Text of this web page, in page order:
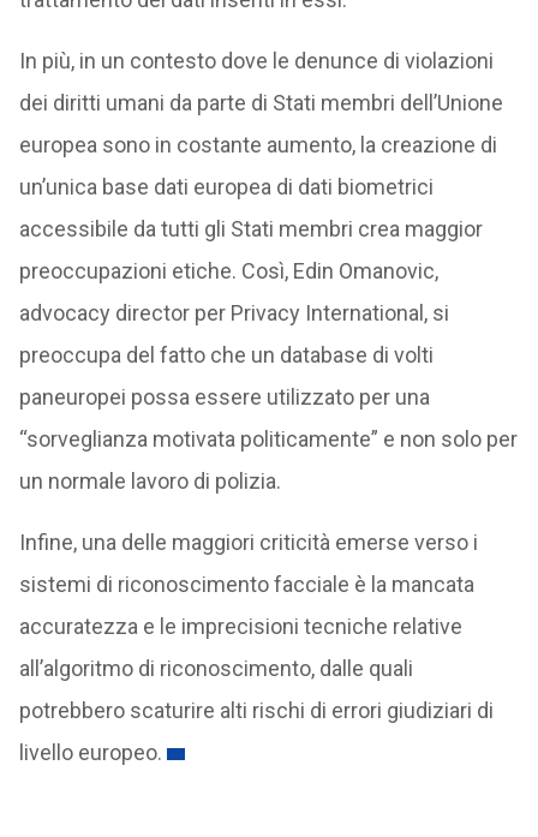
In più, in un contesto dove le denunce di violazioni
dei diritti umani da parte di Stati membri dell’Unione
europea sono in costante aumento, la creazione di
un’unica base dati europea di dati biometrici
accessibile da tutti gli Stati membri crea maggior
preoccupazioni etiche. Così, Edin Omanovic,
advocacy director per Privacy International, si
preoccupa del fatto che un database di volti
paneuropei possa essere utilizzato per una
“sorveglianza motivata politicamente” e non solo per
un normale lavoro di polizia.
Infine, una delle maggiori criticità emerse verso i
sistemi di riconoscimento facciale è la mancata
accuratezza e le imprecisioni tecniche relative
all’algoritmo di riconoscimento, dalle quali
potrebbero scaturire alti rischi di errori giudiziari di
livello europeo.